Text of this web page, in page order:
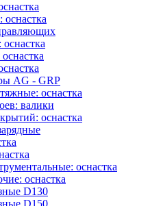
AG - GRP
оснастка
валики
оснастка
оснастка
оснастка
D130
D150